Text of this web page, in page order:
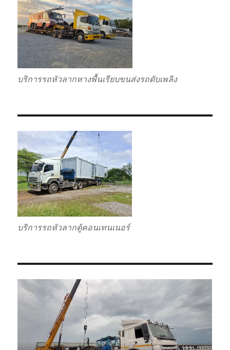
บริการรถหัวลากหางพื้นเรียบขนส่งรถดับเพลิง
บริการรถหัวลากตู้คอนเทนเนอร์